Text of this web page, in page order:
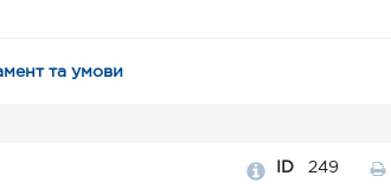
та умови
ID 249